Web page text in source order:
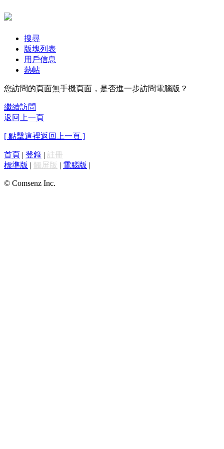
搜尋
版塊列表
用戶信息
熱帖
您訪問的頁面無手機頁面，是否進一步訪問電腦版？
繼續訪問
返回上一頁
[ 點擊這裡返回上一頁 ]
首頁 | 登錄 | 註冊
標準版 | 觸屏版 | 電腦版 |
© Comsenz Inc.